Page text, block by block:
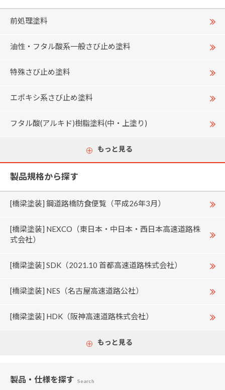
前処理塗料
油性・フタル酸系一般さび止め塗料
特殊さび止め塗料
エポキシ系さび止め塗料
フタル酸(アルキド)樹脂塗料(中・上塗り)
もっと見る
製品規格から探す
[橋梁塗装] 鋼道路橋防食便覧（平成26年3月）
[橋梁塗装] NEXCO（東日本・中日本・西日本高速道路株
式会社）
[橋梁塗装] SDK（2021.10 首都高速道路株式会社）
[橋梁塗装] NES（名古屋高速道路公社）
[橋梁塗装] HDK（阪神高速道路株式会社）
もっと見る
製品・仕様を探す Search